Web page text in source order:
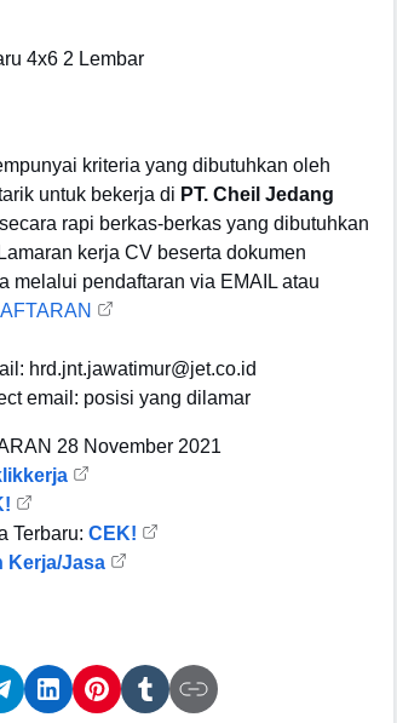
4x6 2 Lembar
kriteria yang dibutuhkan oleh
untuk bekerja di PT. Cheil Jedang
rapi berkas-berkas yang dibutuhkan
kerja CV beserta dokumen
melalui pendaftaran via EMAIL atau
hrd.jnt.jawatimur@jet.co.id
email: posisi yang dilamar
28 November 2021
Terbaru: CEK!
Kerja/Jasa